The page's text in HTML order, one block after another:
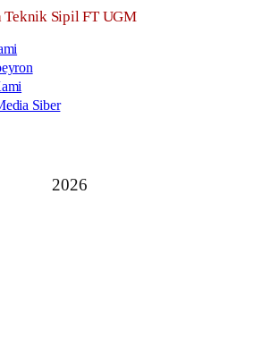
Teknik Sipil FT UGM
Siber
2026